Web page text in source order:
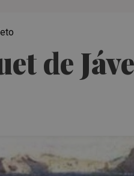
de